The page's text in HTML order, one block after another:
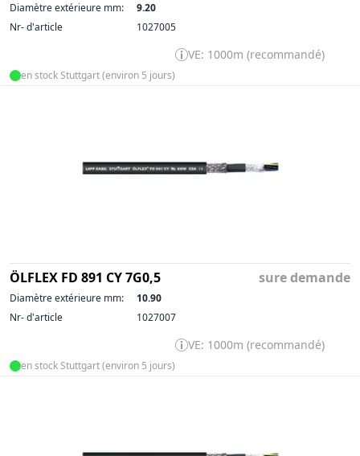
Diamètre extérieure mm:
9.20
Nr- d'article
1027005
VE: 1000m (recommandé)
en stock Stuttgart (environ 5 jours)
ÖLFLEX FD 891 CY 7G0,5 sure demande
Diamètre extérieure mm:
10.90
Nr- d'article
1027007
VE: 1000m (recommandé)
en stock Stuttgart (environ 5 jours)